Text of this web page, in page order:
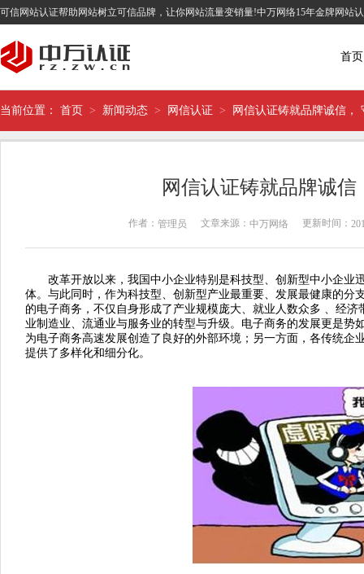
可信网站认证帮助网站树立可信品牌，让你网站流量变销量!中万网络15年金牌网站
首页
当前位置： 首页 > 新闻动态 > 网信认证 > 网信认证铸就品牌诚信，
网信认证铸就品牌诚
作者： 管理员 文章来源： 中万网络 更新时间：
改革开放以来，我国中小企业特别是科技型、创新型中小企业
体。与此同时，作为科技型、创新型产业最重要、发展最健康的
的电子商务，不仅自身形成了产业规模庞大、就业人数众多 、经
业制造业、流通业与服务业的转型与升级。电子商务的发展更是
为电子商务高速发展创造了良好的外部环境；另一方面，各传统
提供了多样化和细分化。